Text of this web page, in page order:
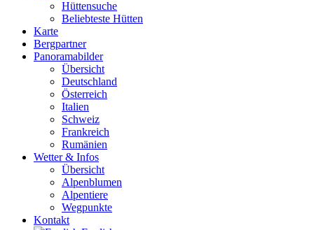
Hüttensuche
Beliebteste Hütten
Karte
Bergpartner
Panoramabilder
Übersicht
Deutschland
Österreich
Italien
Schweiz
Frankreich
Rumänien
Wetter & Infos
Übersicht
Alpenblumen
Alpentiere
Wegpunkte
Kontakt